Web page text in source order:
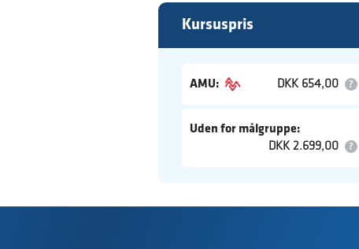
Kursuspris
AMU: DKK 654,00
Uden for målgruppe:
DKK 2.699,00